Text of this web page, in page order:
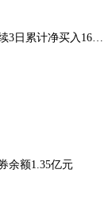
净买入1668.15万元
余额1.35亿元